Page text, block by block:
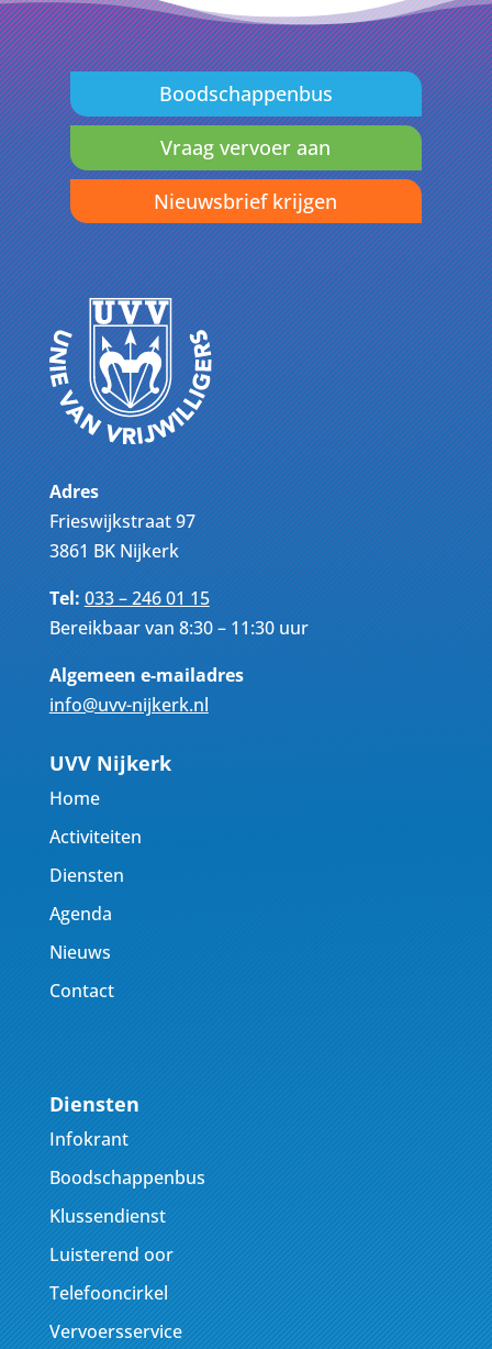
Boodschappenbus
Vraag vervoer aan
Nieuwsbrief krijgen
Adres
Frieswijkstraat 97
3861 BK Nijkerk
Tel:033 – 246 01 15
Bereikbaar van 8:30 – 11:30 uur
Algemeen e-mailadres
info@uvv-nijkerk.nl
UVV Nijkerk
Home
Activiteiten
Diensten
Agenda
Nieuws
Contact
Diensten
Infokrant
Boodschappenbus
Klussendienst
Luisterend oor
Telefooncirkel
Vervoersservice